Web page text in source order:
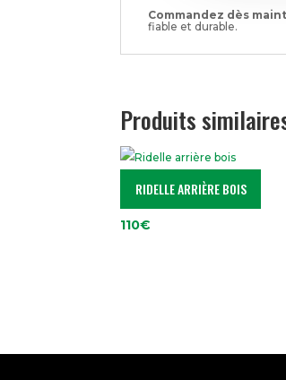
Commandez dès
fiable et durable.
Produits
RIDELLE ARRIÈRE BOIS
110€